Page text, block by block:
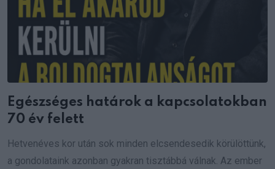
Egészséges határok a kapcsolatokban
70 év felett
Hetvenéves kor után sok minden elcsendesedik körülöttünk,
a gondolataink azonban gyakran tisztábbá válnak. Az ember